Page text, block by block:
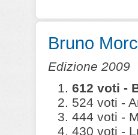
Bruno
Edizione 2009
612 voti -
524 voti -
444 voti -
430 voti -